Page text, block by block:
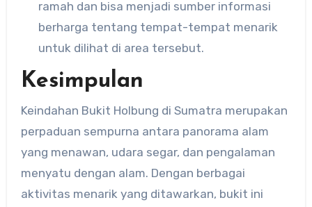
ramah dan bisa menjadi sumber informasi
berharga tentang tempat-tempat menarik
untuk dilihat di area tersebut.
Kesimpulan
​Keindahan Bukit Holbung di Sumatra merupakan
perpaduan sempurna antara panorama alam
yang menawan, udara segar, dan pengalaman
menyatu dengan alam.​ Dengan berbagai
aktivitas menarik yang ditawarkan, bukit ini